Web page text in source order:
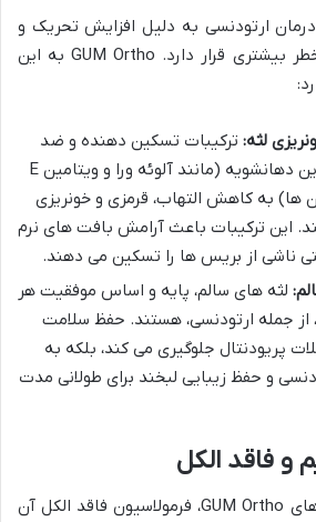
ارتودنسی به دلیل افزایش تحریک و
تجمع پلاک، در معرض خطر بیشتری قرار دارد. GUM Ortho به این
لثه: ترکیبات تسکین دهنده و ضد
التهاب موجود در این دهانشویه (مانند آلوئه ورا و ویتامین E
ها) به کاهش التهاب، قرمزی و خونریزی
این ترکیبات باعث آرامش بافت های نرم
ناشی از بریس ها را تسکین می دهند.
لثه های سالم، پایه و اساس موفقیت هر
از جمله ارتودنسی، هستند. حفظ سلامت
پریودنتال جلوگیری می کند، بلکه به
و حفظ زیبایی لبخند برای طولانی مدت
و فاقد الکل
یکی از مهم ترین ویژگی های GUM Ortho، فرمولاسیون فاقد الکل آن